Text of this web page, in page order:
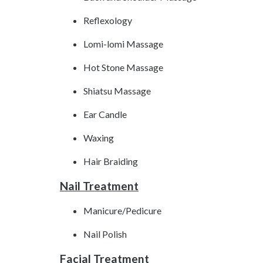
Reflexology
Lomi-lomi Massage
Hot Stone Massage
Shiatsu Massage
Ear Candle
Waxing
Hair Braiding
Nail Treatment
Manicure/Pedicure
Nail Polish
Facial Treatment